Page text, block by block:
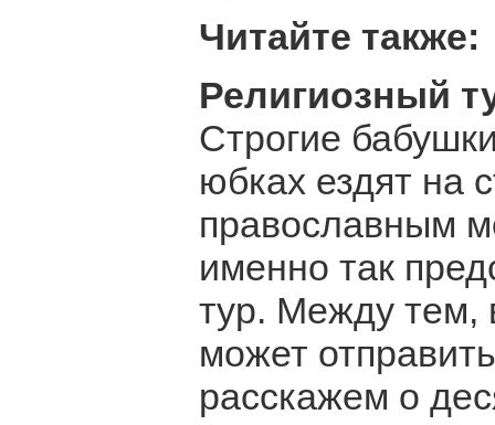
Читайте также:
Религиозный
Строгие
юбках ездят на
православным
именно так
тур. Между тем,
может
расскажем о